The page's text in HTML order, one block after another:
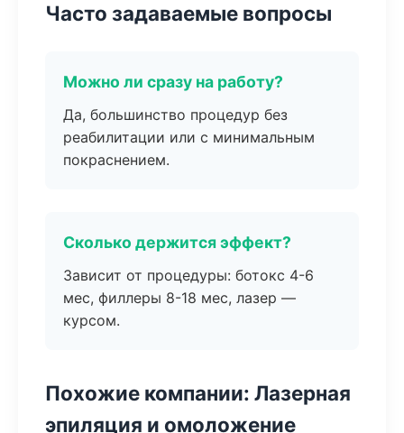
Часто задаваемые вопросы
Можно ли сразу на работу?
Да, большинство процедур без
реабилитации или с минимальным
покраснением.
Сколько держится эффект?
Зависит от процедуры: ботокс 4-6
мес, филлеры 8-18 мес, лазер —
курсом.
Похожие компании: Лазерная
эпиляция и омоложение